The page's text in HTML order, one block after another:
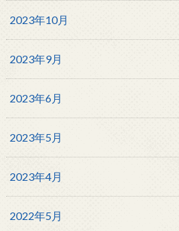
2023年10月
2023年9月
2023年6月
2023年5月
2023年4月
2022年5月